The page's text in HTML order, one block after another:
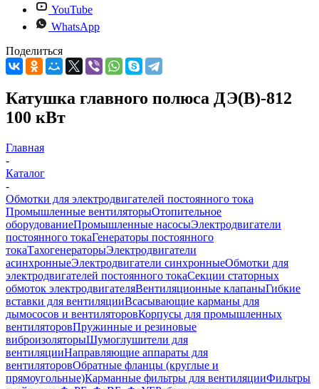
YouTube
WhatsApp
Поделиться
Катушка главного полюса ДЭ(В)-812
100 кВт
Главная
-
Каталог
-
Обмотки для электродвигателей постоянного тока
Промышленные вентиляторыОтопительное
оборудованиеПромышленные насосыЭлектродвигатели
постоянного токаГенераторы постоянного
токаТахогенераторыЭлектродвигатели
асинхронныеЭлектродвигатели синхронныеОбмотки для
электродвигателей постоянного токаСекции статорных
обмоток электродвигателяВентиляционные клапаныГибкие
вставки для вентиляцииВсасывающие карманы для
дымососов и вентиляторовКорпусы для промышленных
вентиляторовПружинные и резиновые
виброизоляторыШумоглушители для
вентиляцииНаправляющие аппараты для
вентиляторовОбратные фланцы (круглые и
прямоугольные)Карманные фильтры для вентиляцииФильтры